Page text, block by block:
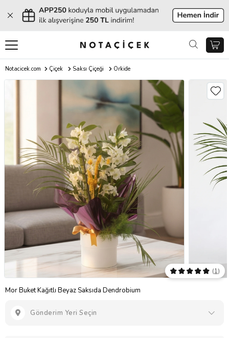
Notacicek.com Çiçek Saksı Çiçeği Orkide
Mor Buket Kağıtlı Beyaz Saksıda Dendrobium
(1)
Gönderim Yeri Seçin